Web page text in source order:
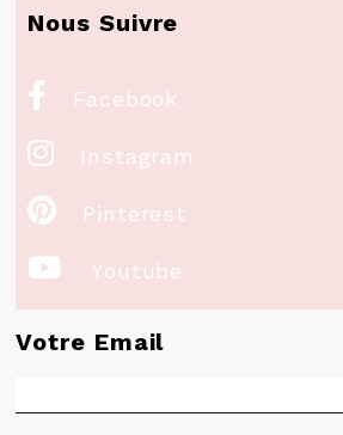
Nous Suivre
 Facebook
 Instagram
 Pinterest
 Youtube
Votre Email